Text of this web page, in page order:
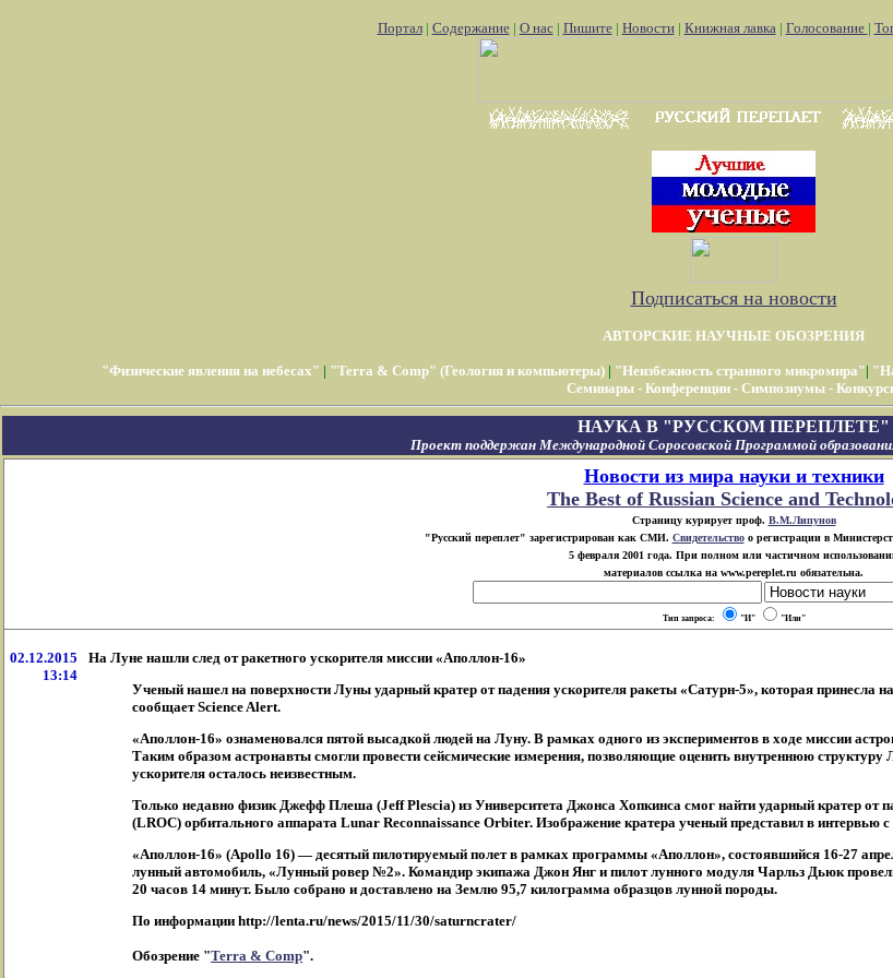
Портал| Содержание| О нас| Пишите| Новости| Книжная лавка| Голосование |
Подписаться на новости
АВТОРСКИЕ НАУЧНЫЕ ОБОЗРЕНИЯ
"Физические явления на небесах" | "Terra & Comp" (Геология и компьютеры)| "Неизбежность странного микромира"|
Семинары - Конференции - Симпозиумы -
НАУКА В "РУССКОМ ПЕРЕПЛЕТЕ"
Проект поддержан Международной Соросовской Программой
Новости из мира науки и техники
The Best of Russian Science and
Страницу курирует проф. В.М.Липунов
"Русский переплет" зарегистрирован как СМИ. Свидетельствоо регистрации в
5 февраля 2001 года. При полном или частичном
материалов ссылка на www.pereplet.ru обязательна.
Тип запроса: "И" "Или"
02.12.2015
13:14
На Луне нашли след от ракетного ускорителя миссии «Аполлон-16»
Ученый нашел на поверхности Луны ударный кратер от падения ускорителя ракеты «Сатурн-5», которая принесла
сообщает Science Alert.
«Аполлон-16» ознаменовался пятой высадкой людей на Луну. В рамках одного из экспериментов в ходе миссии
Таким образом астронавты смогли провести сейсмические измерения, позволяющие оценить внутреннюю
ускорителя осталось неизвестным.
Только недавно физик Джефф Плеша (Jeff Plescia) из Университета Джонса Хопкинса смог найти ударный кратер от
(LROC) орбитального аппарата Lunar Reconnaissance Orbiter. Изображение кратера ученый представил в
«Аполлон-16» (Apollo 16) — десятый пилотируемый полет в рамках программы «Аполлон», состоявшийся 16-27
лунный автомобиль, «Лунный ровер №2». Командир экипажа Джон Янг и пилот лунного модуля Чарльз Дьюк
20 часов 14 минут. Было собрано и доставлено на Землю 95,7 килограмма образцов лунной породы.
По информации http://lenta.ru/news/2015/11/30/saturncrater/
Обозрение "Terra & Comp".